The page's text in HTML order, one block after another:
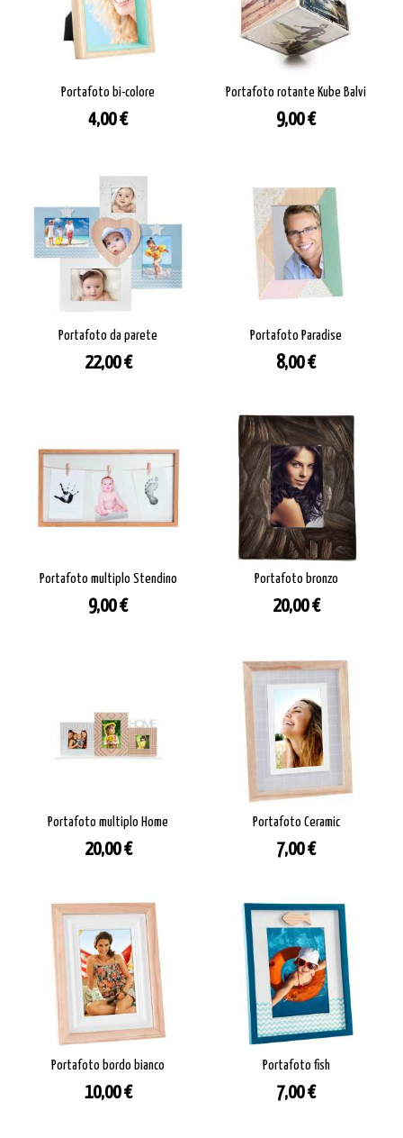
Portafoto bi-colore
Prezzo
4,00 €
Portafoto rotante Kube Balvi
Prezzo
9,00 €
Portafoto da parete
Prezzo
22,00 €
Portafoto Paradise
Prezzo
8,00 €
Portafoto multiplo Stendino
Prezzo
9,00 €
Portafoto bronzo
Prezzo
20,00 €
Portafoto multiplo Home
Prezzo
20,00 €
Portafoto Ceramic
Prezzo
7,00 €
Portafoto bordo bianco
Prezzo
10,00 €
Portafoto fish
Prezzo
7,00 €